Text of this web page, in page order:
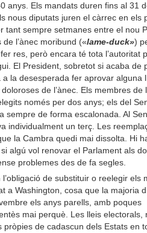
anys. Els mandats duren fins al 31
nous diputats juren el càrrec en els
tant sempre setmanes entre el nou
l’ànec moribund («lame-duck»)
res, però encara té tota l’autoritat
El President, sobretot si acaba de
la desesperada fer aprovar alguna
de l’ànec. Els membres de
només per dos anys; els del
sempre de forma escalonada. Al
individualment un terç. Les
la Cambra quedi mai dissolta. Hi
algú vol renovar el Parlament als
problemes des de fa segles.
de substituir o reelegir els
a Washington, cosa que la majoria
els anys parells, amb poques
mai perquè. Les lleis electorals,
pròpies de cadascun dels Estats en